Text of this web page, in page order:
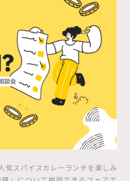
気スパイスカレーランチを楽しみ